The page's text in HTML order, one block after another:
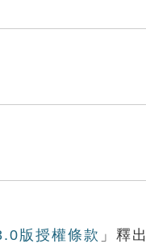
版授權條款 」釋出